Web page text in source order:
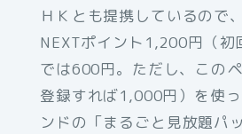
ＨＫとも提携しているので
NEXTポイント1,200円（初
では600円。ただし、この
登録すれば1,000円）を使
ンドの「まるごと見放題パ